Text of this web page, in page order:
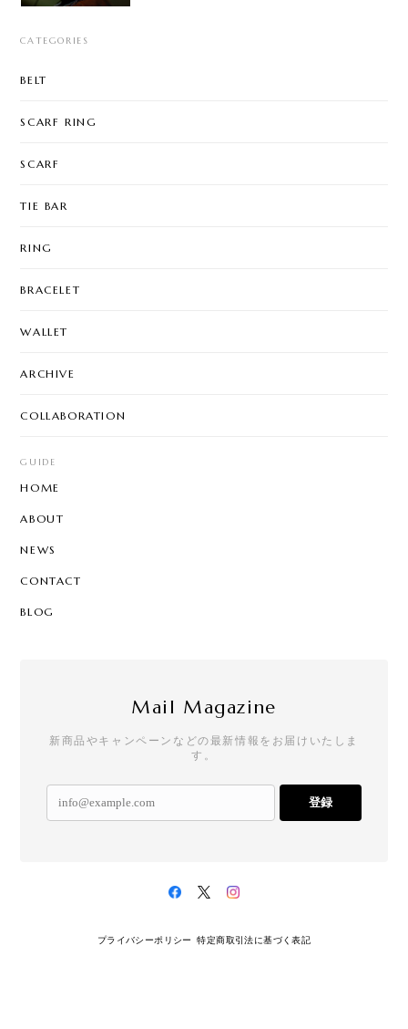
CATEGORIES
BELT
SCARF RING
SCARF
TIE BAR
RING
BRACELET
WALLET
ARCHIVE
COLLABORATION
GUIDE
HOME
ABOUT
NEWS
CONTACT
BLOG
Mail Magazine
新商品やキャンペーンなどの最新情報をお届けいたしま
す。
登録
プライバシーポリシー 特定商取引法に基づく表記